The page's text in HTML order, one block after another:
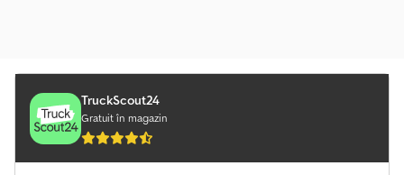
TruckScout24
Gratuit în magazin